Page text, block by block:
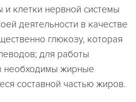
клетки нервной системы
деятельности в качестве
глюкозу, которая
для работы
жирные
составной частью жиров.